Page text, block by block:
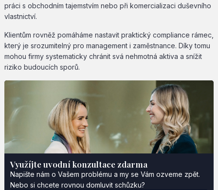
práci s obchodním tajemstvím nebo při komercializaci duševního
vlastnictví.
Klientům rovněž pomáháme nastavit praktický compliance rámec,
který je srozumitelný pro management i zaměstnance. Díky tomu
mohou firmy systematicky chránit svá nehmotná aktiva a snížit
riziko budoucích sporů.
Využíjte uvodní konzultace zdarma
Napište nám o Vašem problému a my se Vám ozveme zpět.
Nebo si chcete rovnou domluvit schůzku?